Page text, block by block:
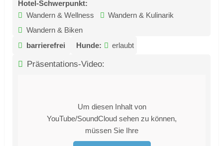
Hotel-Schwerpunkt:
Wandern & Wellness
Wandern & Kulinarik
Wandern & Biken
barrierefrei
Hunde: erlaubt
Präsentations-Video:
Um diesen Inhalt von
YouTube/SoundCloud sehen zu können,
müssen Sie Ihre